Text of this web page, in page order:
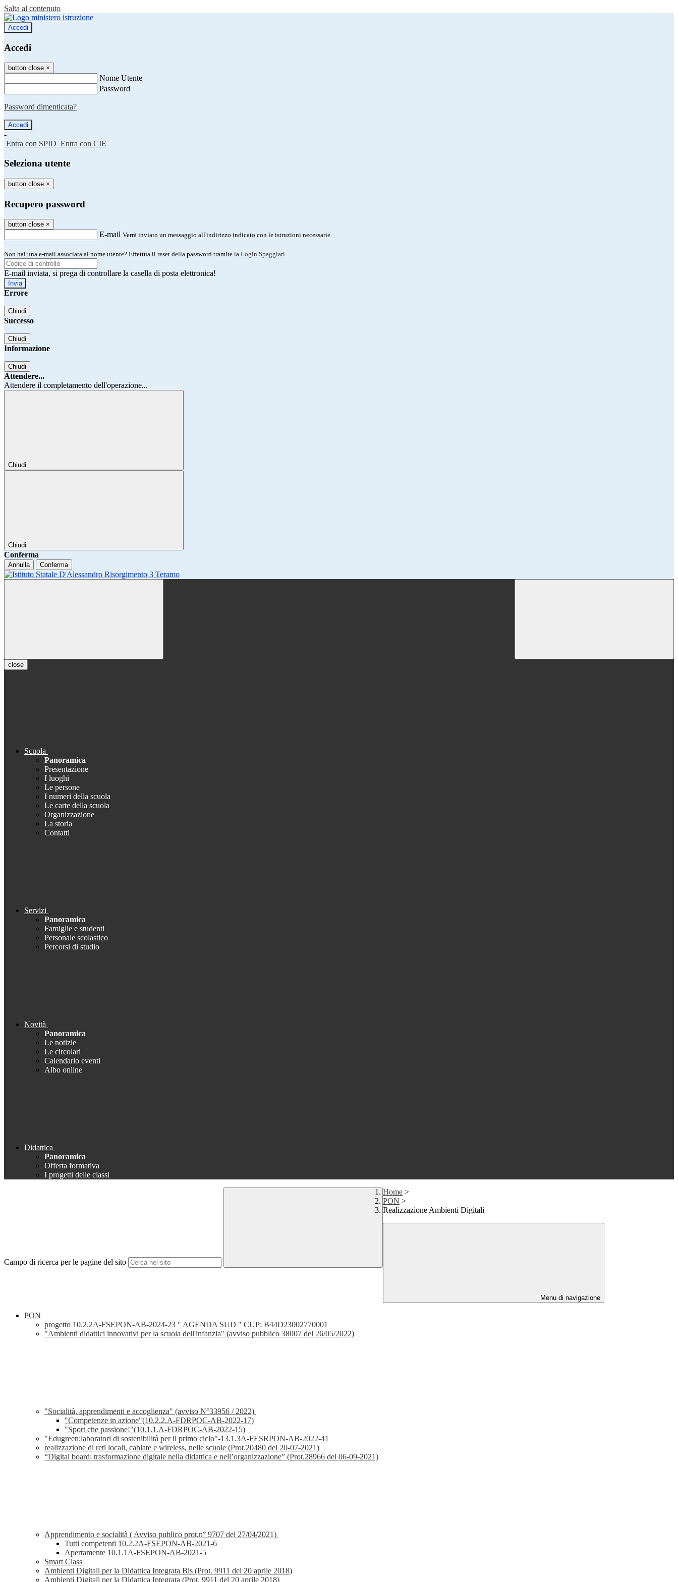
Salta al contenuto
Accedi
Accedi
button close ×
Nome Utente
Password
Password dimenticata?
-
Entra con SPID Entra con CIE
Seleziona utente
button close ×
Recupero password
button close ×
E-mail Verrà inviato un messaggio all'indirizzo indicato con le istruzioni necessarie.
Non hai una e-mail associata al nome utente? Effettua il reset della password tramite la Login Spaggiari
E-mail inviata, si prega di controllare la casella di posta elettronica!
Errore
Chiudi
Successo
Chiudi
Informazione
Chiudi
Attendere...
Attendere il completamento dell'operazione...
Chiudi
Chiudi
Conferma
Annulla Conferma
close
Scuola
Panoramica
Presentazione
I luoghi
Le persone
I numeri della scuola
Le carte della scuola
Organizzazione
La storia
Contatti
Servizi
Panoramica
Famiglie e studenti
Personale scolastico
Percorsi di studio
Novità
Panoramica
Le notizie
Le circolari
Calendario eventi
Albo online
Didattica
Panoramica
Offerta formativa
I progetti delle classi
Campo di ricerca per le pagine del sito
Home >
PON >
Realizzazione Ambienti Digitali
Menu di navigazione
PON
progetto 10.2.2A-FSEPON-AB-2024-23 " AGENDA SUD " CUP: B44D23002770001
"Ambienti didattici innovativi per la scuola dell'infanzia" (avviso pubblico 38007 del 26/05/2022)
"Socialità, apprendimenti e accoglienza" (avviso N°33956 / 2022)
"Competenze in azione"(10.2.2.A-FDRPOC-AB-2022-17)
"Sport che passione!"(10.1.1.A-FDRPOC-AB-2022-15)
"Edugreen:laboratori di sostenibilità per il primo ciclo"-13.1.3A-FESRPON-AB-2022-41
realizzazione di reti locali, cablate e wireless, nelle scuole (Prot.20480 del 20-07-2021)
“Digital board: trasformazione digitale nella didattica e nell’organizzazione” (Prot.28966 del 06-09-2021)
Apprendimento e socialità ( Avviso publico prot.n° 9707 del 27/04/2021)
Tutti competenti 10.2.2A-FSEPON-AB-2021-6
Apertamente 10.1.1A-FSEPON-AB-2021-5
Smart Class
Ambienti Digitali per la Didattica Integrata Bis (Prot. 9911 del 20 aprile 2018)
Ambienti Digitali per la Didattica Integrata (Prot. 9911 del 20 aprile 2018)